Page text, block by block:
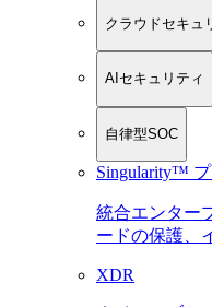
クラウドセキュ
AIセキュリティ
自律型SOC
Singularity™
統合エンター
ードの保護、
XDR